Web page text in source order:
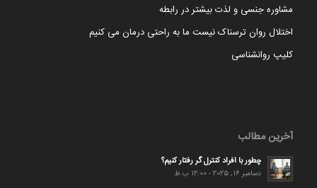
مشاوره جنسی و لذت بیشتر در رابطه
اختلال روان ترسناک نیست ما به راحتی درمان می کنیم
کلیپ روانشناسی
آخرین مطالب
چطور با افراد کنترل گر رفتار کنیم؟
دسامبر 16, 2025 - 12:00 ب.ظ